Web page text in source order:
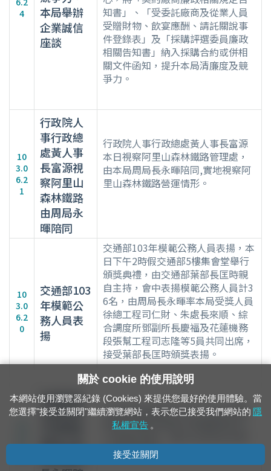
4
本局舉辦
企業誠信
座談
知書」、「受委託廠商及從業人員
受贈財物、飲宴應酬、請託關說事
件登錄表」及「採購評選委員廉政
相關告知書」納入採購合約或併相
關文件函知，提升本局清廉度及競
爭力。
10
3.0
6.2
1
行政院人
事行政總
處黃人事
長富源視
察阿里山
森林鐵路
由周局永
暉陪同
行政院人事行政總處黃人事長富源
本日視察阿里山森林鐵路管理處，
由本局周局長永暉陪同,實地視察阿
里山森林鐵路營運情形。
10
3.0
6.2
0
交通部103
年模範公
務人員表
揚
交通部103年模範公務人員表揚，本
日下午2時假交通部5樓集會堂舉行
頒獎典禮，由交通部葉部長匡時親
自主持，會中表揚模範公務人員計3
6名，由周局長永暉率本局受獎人員
徐總工程司仁財、朱處長來順、綜
合調度所鄧副所長慶福及花蓮機務
段張幫工程司志隆等5員共同出席，
接受葉部長匡時頒獎表揚。
6.1
毛副院長
治國視察
電氣化由
毛副院長治國於本日上午由本局周
局長永暉陪同視察花東鐵路電氣化
工程進度情形。
關於 cookie 的使用說明
本網站使用瀏覽器紀錄 (Cookies) 來提供您最好的使用體驗。當
您選擇"接受並關閉"繼續瀏覽網站，表示您已接受我們網站的 隱
私權宣告 。
接受並關閉